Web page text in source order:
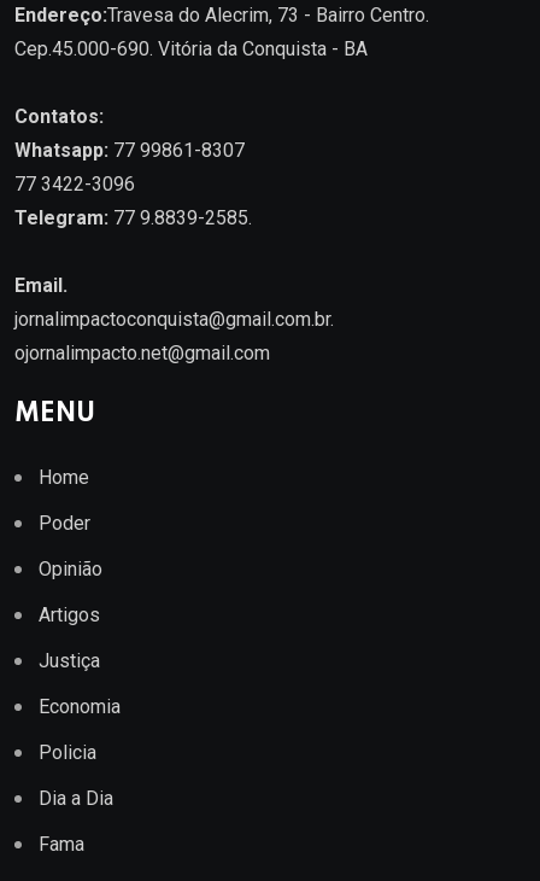
Endereço:Travesa do Alecrim, 73 - Bairro Centro.
Cep.45.000-690. Vitória da Conquista - BA
Contatos:
Whatsapp: 77 99861-8307
77 3422-3096
Telegram: 77 9.8839-2585.
Email.
jornalimpactoconquista@gmail.com.br.
ojornalimpacto.net@gmail.com
MENU
Home
Poder
Opinião
Artigos
Justiça
Economia
Policia
Dia a Dia
Fama